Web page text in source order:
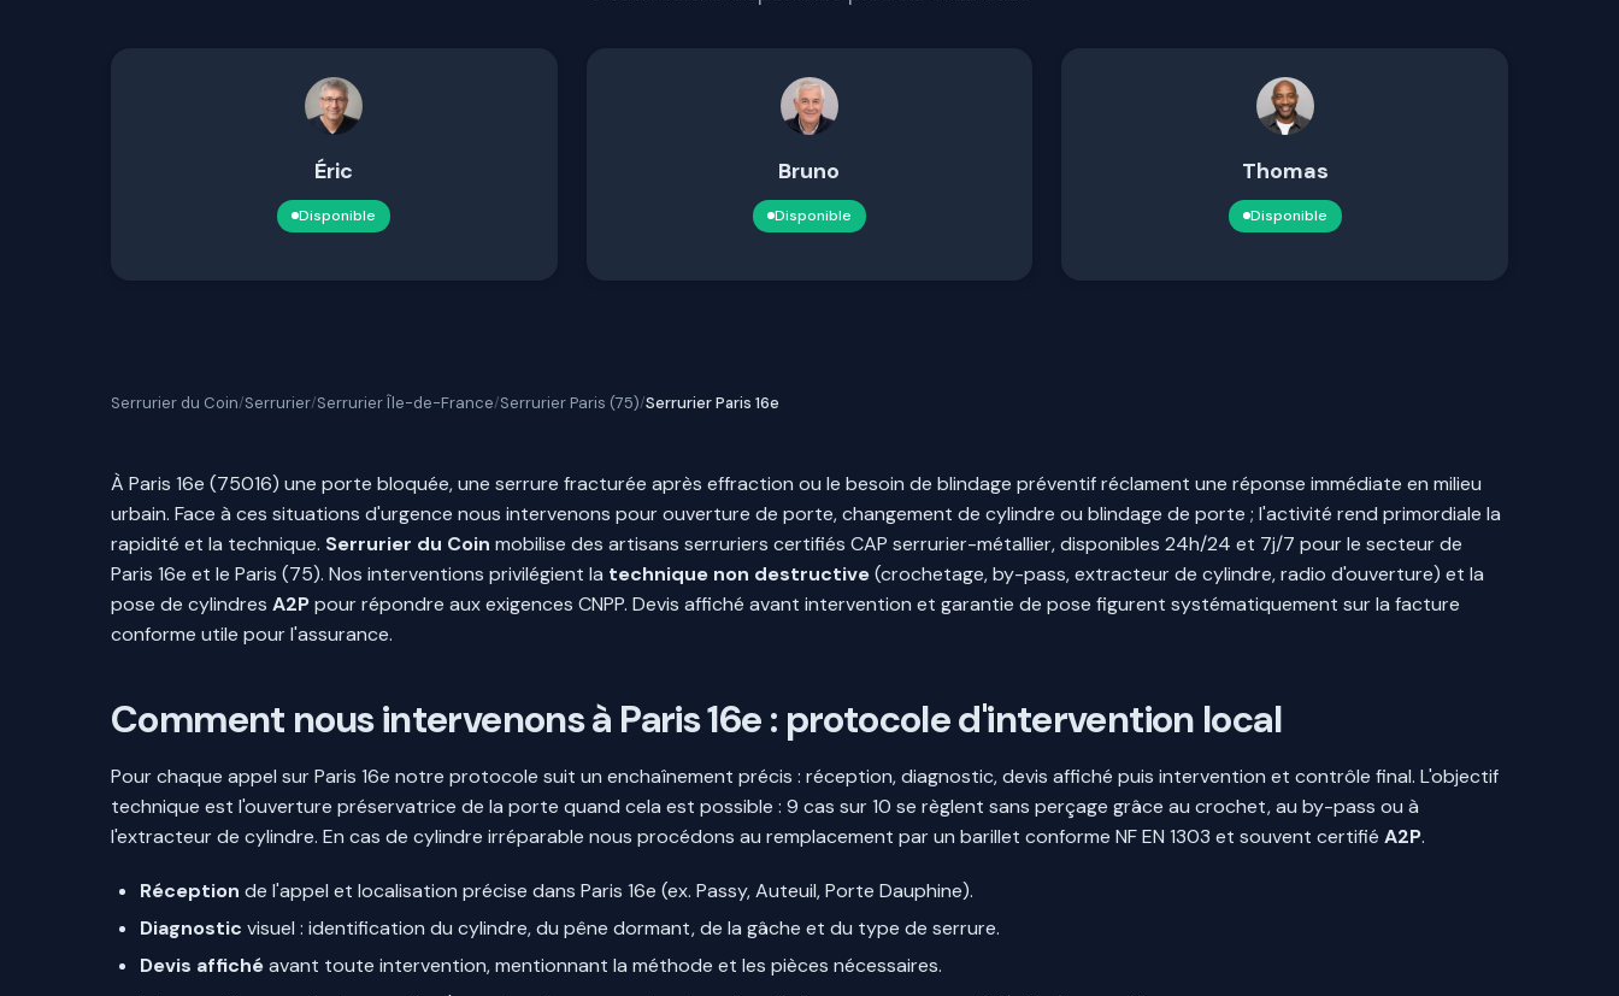
Éric
Disponible
Bruno
Disponible
Thomas
Disponible
Serrurier du Coin/Serrurier/Serrurier Île-de-France/Serrurier Paris (75)/Serrurier Paris 16e
À Paris 16e (75016) une porte bloquée, une serrure fracturée après effraction ou le besoin de blindage préventif réclament une réponse immédiate en milieu
urbain. Face à ces situations d'urgence nous intervenons pour ouverture de porte, changement de cylindre ou blindage de porte ; l'activité rend primordiale la
rapidité et la technique. Serrurier du Coin mobilise des artisans serruriers certifiés CAP serrurier-métallier, disponibles 24h/24 et 7j/7 pour le secteur de
Paris 16e et le Paris (75). Nos interventions privilégient la technique non destructive(crochetage, by-pass, extracteur de cylindre, radio d'ouverture) et la
pose de cylindres A2Ppour répondre aux exigences CNPP. Devis affiché avant intervention et garantie de pose figurent systématiquement sur la facture
conforme utile pour l'assurance.
Comment nous intervenons à Paris 16e : protocole d'intervention local
Pour chaque appel sur Paris 16e notre protocole suit un enchaînement précis : réception, diagnostic, devis affiché puis intervention et contrôle final. L'objectif
technique est l'ouverture préservatrice de la porte quand cela est possible : 9 cas sur 10 se règlent sans perçage grâce au crochet, au by-pass ou à
l'extracteur de cylindre. En cas de cylindre irréparable nous procédons au remplacement par un barillet conforme NF EN 1303 et souvent certifié A2P.
Réception de l'appel et localisation précise dans Paris 16e (ex. Passy, Auteuil, Porte Dauphine).
Diagnostic visuel : identification du cylindre, du pêne dormant, de la gâche et du type de serrure.
Devis affichéavant toute intervention, mentionnant la méthode et les pièces nécessaires.